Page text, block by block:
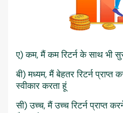
ए) कम, मैं कम रिटर्न के साथ भी
बी) मध्यम, मैं बेहतर रिटर्न
स्वीकार करता हूं
सी) उच्च, मैं उच्च रिटर्न प्राप्त